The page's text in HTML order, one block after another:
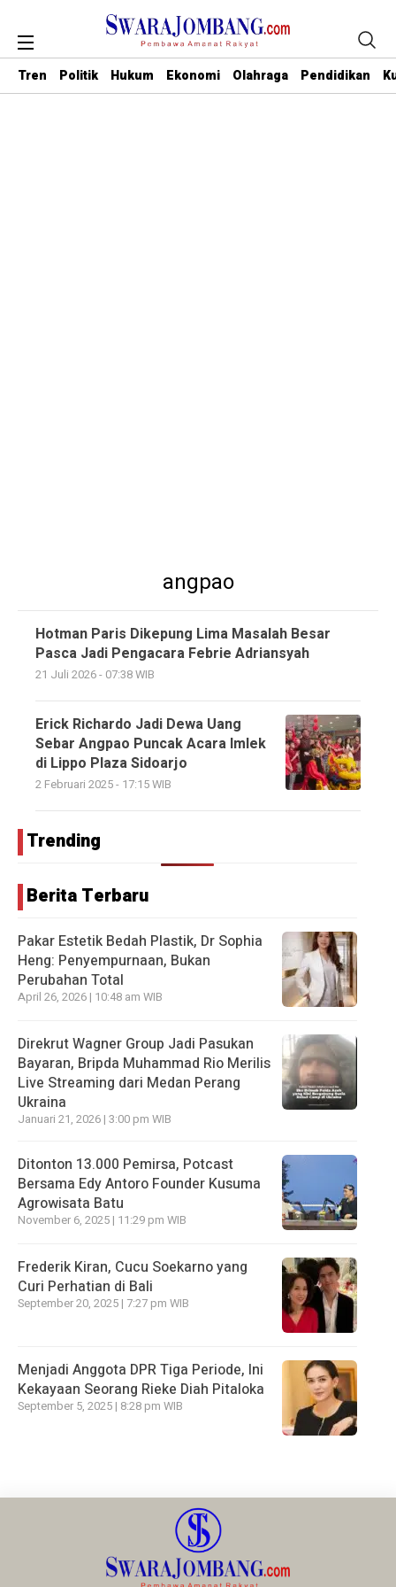
Tren Politik Hukum Ekonomi Olahraga Pendidikan
angpao
Hotman Paris Dikepung Lima Masalah Besar
Pasca Jadi Pengacara Febrie Adriansyah
21 Juli 2026 - 07:38 WIB
Erick Richardo Jadi Dewa Uang
Sebar Angpao Puncak Acara Imlek
di Lippo Plaza Sidoarjo
2 Februari 2025 - 17:15 WIB
Trending
Berita Terbaru
Pakar Estetik Bedah Plastik, Dr Sophia
Heng: Penyempurnaan, Bukan
Perubahan Total
April 26, 2026 | 10:48 am WIB
Direkrut Wagner Group Jadi Pasukan
Bayaran, Bripda Muhammad Rio Merilis
Live Streaming dari Medan Perang
Ukraina
Januari 21, 2026 | 3:00 pm WIB
Ditonton 13.000 Pemirsa, Potcast
Bersama Edy Antoro Founder Kusuma
Agrowisata Batu
November 6, 2025 | 11:29 pm WIB
Frederik Kiran, Cucu Soekarno yang
Curi Perhatian di Bali
September 20, 2025 | 7:27 pm WIB
Menjadi Anggota DPR Tiga Periode, Ini
Kekayaan Seorang Rieke Diah Pitaloka
September 5, 2025 | 8:28 pm WIB